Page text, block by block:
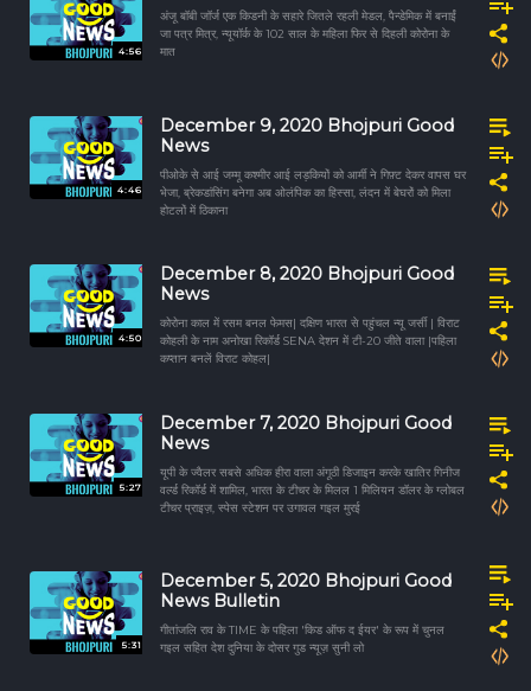
4:56
अंजू बॉबी जॉर्ज एक किडनी के सहारे जितले रहली मेडल, पैन्डेमिक में बनाईं
जा पत्र मित्र, न्यूयॉर्क के 102 साल के महिला फिर से दिहली कोरोना के
मात
4:46
December 9, 2020 Bhojpuri Good
News
पीओके से आई जम्मू कश्मीर आई लड़कियों को आर्मी ने गिफ़्ट देकर वापस घर
भेजा, ब्रेकडांसिंग बनेगा अब ओलंपिक का हिस्सा, लंदन में बेघरों को मिला
होटलों में ठिकाना
4:50
December 8, 2020 Bhojpuri Good
News
कोरोना काल में रसम बनल फेमस| दक्षिण भारत से पहुंचल न्यू जर्सी | विराट
कोहली के नाम अनोखा रिकॉर्ड SENA देशन में टी-20 जीते वाला |पहिला
कप्तान बनलें विराट कोहल|
5:27
December 7, 2020 Bhojpuri Good
News
यूपी के ज्वैलर सबसे अधिक हीरा वाला अंगूठी डिजाइन करके खातिर गिनीज
वर्ल्ड रिकॉर्ड में शामिल, भारत के टीचर के मिलल 1 मिलियन डॉलर के ग्लोबल
टीचर प्राइज़, स्पेस स्टेशन पर उगावल गइल मुरई
5:31
December 5, 2020 Bhojpuri Good
News Bulletin
गीतांजलि राव के TIME के पहिला 'किड ऑफ द ईयर' के रूप में चुनल
गइल सहित देश दुनिया के दोसर गुड न्यूज़ सुनी लो